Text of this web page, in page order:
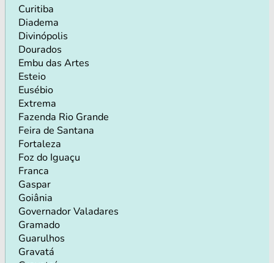
Curitiba
Diadema
Divinópolis
Dourados
Embu das Artes
Esteio
Eusébio
Extrema
Fazenda Rio Grande
Feira de Santana
Fortaleza
Foz do Iguaçu
Franca
Gaspar
Goiânia
Governador Valadares
Gramado
Guarulhos
Gravatá